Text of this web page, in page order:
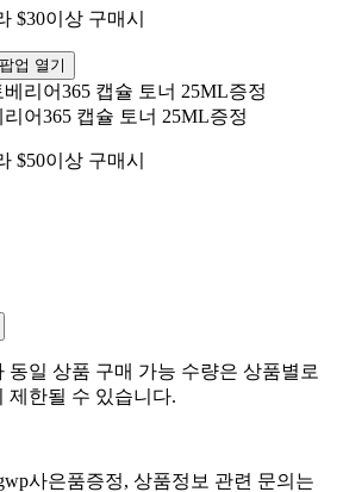
$30이상 구매시
업 열기
어365 캡슐 토너 25ML증정
$50이상 구매시
일 상품 구매 가능 수량은 상품별로
제한될 수 있습니다.
사은품증정, 상품정보 관련 문의는